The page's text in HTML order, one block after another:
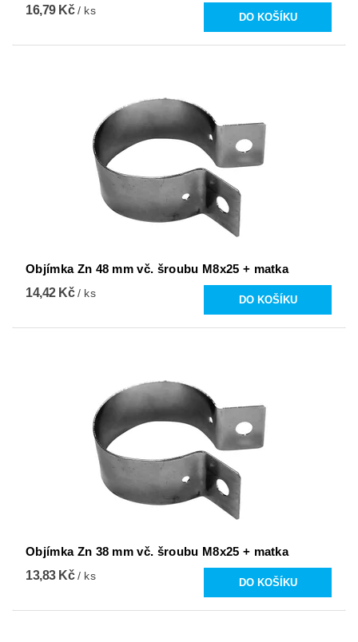
16,79 Kč/ ks
Objímka Zn 48 mm vč. šroubu M8x25 + matka
14,42 Kč/ ks
Objímka Zn 38 mm vč. šroubu M8x25 + matka
13,83 Kč/ ks